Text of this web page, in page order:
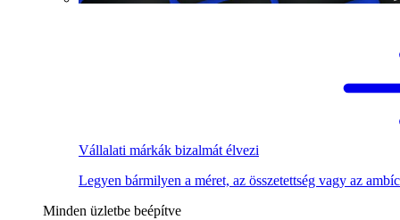
Vállalati márkák bizalmát élvezi
Legyen bármilyen a méret, az összetettség vagy az
Minden üzletbe beépítve